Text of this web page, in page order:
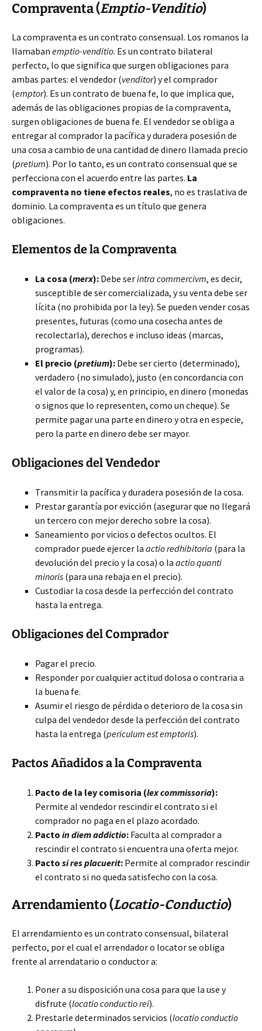
Compraventa (Emptio-Venditio)
La compraventa es un contrato consensual. Los romanos la
llamaban emptio-venditio. Es un contrato bilateral
perfecto, lo que significa que surgen obligaciones para
ambas partes: el vendedor (venditor) y el comprador
(emptor). Es un contrato de buena fe, lo que implica que,
además de las obligaciones propias de la compraventa,
surgen obligaciones de buena fe. El vendedor se obliga a
entregar al comprador la pacífica y duradera posesión de
una cosa a cambio de una cantidad de dinero llamada precio
(pretium). Por lo tanto, es un contrato consensual que se
perfecciona con el acuerdo entre las partes. La
compraventa no tiene efectos reales, no es traslativa de
dominio. La compraventa es un título que genera
obligaciones.
Elementos de la Compraventa
La cosa (merx): Debe serintra commercivm, es decir,
susceptible de ser comercializada, y su venta debe ser
lícita (no prohibida por la ley). Se pueden vender cosas
presentes, futuras (como una cosecha antes de
recolectarla), derechos e incluso ideas (marcas,
programas).
El precio (pretium): Debe ser cierto (determinado),
verdadero (no simulado), justo (en concordancia con
el valor de la cosa) y, en principio, en dinero (monedas
o signos que lo representen, como un cheque). Se
permite pagar una parte en dinero y otra en especie,
pero la parte en dinero debe ser mayor.
Obligaciones del Vendedor
Transmitir la pacífica y duradera posesión de la cosa.
Prestar garantía por evicción (asegurar que no llegará
un tercero con mejor derecho sobre la cosa).
Saneamiento por vicios o defectos ocultos. El
comprador puede ejercer la actio redhibitoria (para la
devolución del precio y la cosa) o la actio quanti
minoris (para una rebaja en el precio).
Custodiar la cosa desde la perfección del contrato
hasta la entrega.
Obligaciones del Comprador
Pagar el precio.
Responder por cualquier actitud dolosa o contraria a
la buena fe.
Asumir el riesgo de pérdida o deterioro de la cosa sin
culpa del vendedor desde la perfección del contrato
hasta la entrega (periculum est emptoris).
Pactos Añadidos a la Compraventa
Pacto de la ley comisoria (lex commissoria):
Permite al vendedor rescindir el contrato si el
comprador no paga en el plazo acordado.
Pacto in diem addictio: Faculta al comprador a
rescindir el contrato si encuentra una oferta mejor.
Pacto si res placuerit: Permite al comprador rescindir
el contrato si no queda satisfecho con la cosa.
Arrendamiento (Locatio-Conductio)
El arrendamiento es un contrato consensual, bilateral
perfecto, por el cual el arrendador o locator se obliga
frente al arrendatario o conductor a:
Poner a su disposición una cosa para que la use y
disfrute (locatio conductio rei).
Prestarle determinados servicios (locatio conductio